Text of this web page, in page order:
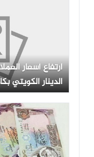
ارتفاع أسعار
الدينار الكويتي